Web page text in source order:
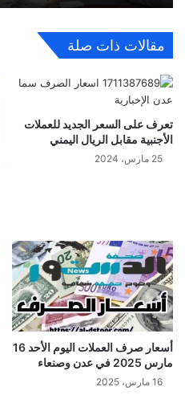
مقالات ذات صلة
تعرف على السعر الجديد للعملات
الأجنبية مقابل الريال اليمني
25 مارس، 2024
أسعار صرف العملات اليوم الأحد 16
مارس 2025 في عدن وصنعاء
16 مارس، 2025